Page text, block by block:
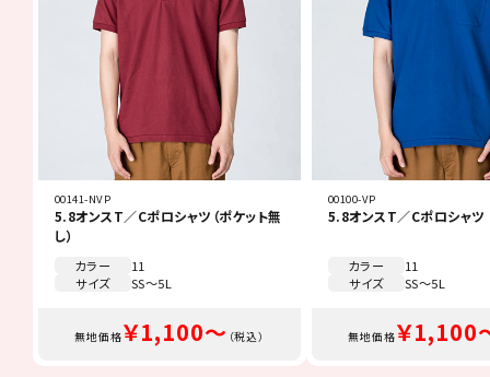
00141-NVP
5.8オンスT／Cポロシャツ（ポケット無
し）
カラー
11
サイズ
SS～5L
無地価格￥1,100～ （税込）
00100-VP
5.8オンスT／Cポロシャツ
カラー
11
サイズ
SS～5L
無地価格￥1,100